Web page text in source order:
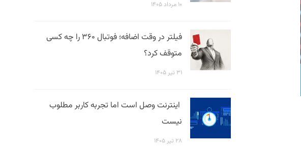
۱۰ مرداد ۱۴۰۵
فیلتر در وقت اضافه؛ فوتبال ۳۶۰ را چه کسی
متوقف کرد؟
۳۱ تیر ۱۴۰۵
اینترنت وصل است اما تجربه کاربر مطلوب
نیست
۲۸ تیر ۱۴۰۵